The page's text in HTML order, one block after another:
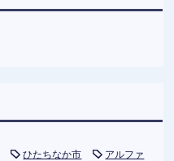
ひたちなか市
アルファ